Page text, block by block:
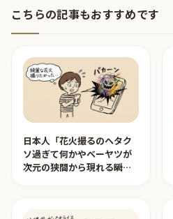
こちらの記事もおすすめです
日本人「花火撮るのヘタク
ソ過ぎて何かやベーヤツが
次元の狭間から現れる瞬間